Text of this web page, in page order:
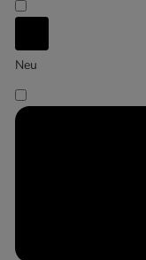
Groß 26-45 kg
Neu